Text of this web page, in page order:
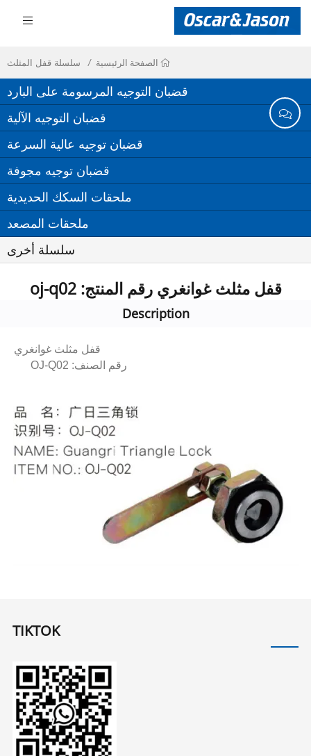
الصفحة الرئيسية سلسلة قفل المثلث
قضبان التوجيه المرسومة على البارد
قضبان التوجيه الآلية
قضبان توجيه عالية السرعة
قضبان توجيه مجوفة
ملحقات السكك الحديدية
ملحقات المصعد
سلسلة أخرى
قفل مثلث غوانغري رقم المنتج: oj-q02
Description
قفل مثلث غوانغري
رقم الصنف: OJ-Q02
TIKTOK